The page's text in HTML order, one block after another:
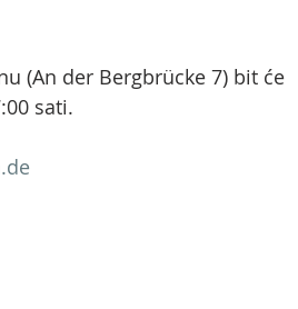
(An der Bergbrücke 7) bit će
sati.